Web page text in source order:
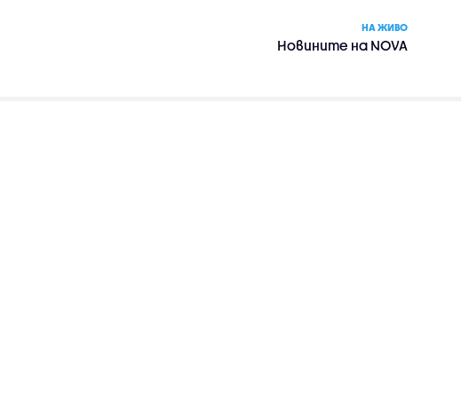
НА ЖИВО
Новините на NOVA